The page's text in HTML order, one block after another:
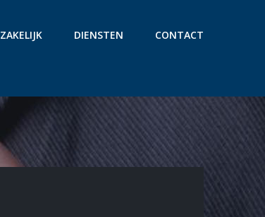
ZAKELIJK DIENSTEN CONTACT